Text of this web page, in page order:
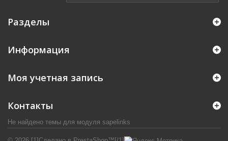
Разделы
Информация
Моя учетная запись
Контакты
Не найдено темы для модуля sapelinks